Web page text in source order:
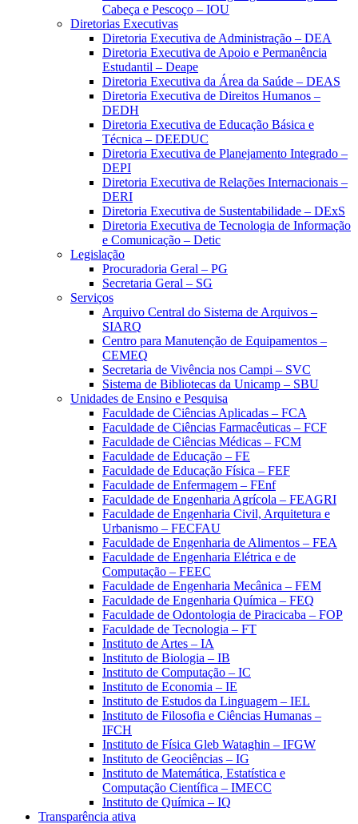
Cabeça e Pescoço – IOU
Diretorias Executivas
Diretoria Executiva de Administração – DEA
Diretoria Executiva de Apoio e Permanência
Estudantil – Deape
Diretoria Executiva da Área da Saúde – DEAS
Diretoria Executiva de Direitos Humanos –
DEDH
Diretoria Executiva de Educação Básica e
Técnica – DEEDUC
Diretoria Executiva de Planejamento Integrado –
DEPI
Diretoria Executiva de Relações Internacionais –
DERI
Diretoria Executiva de Sustentabilidade – DExS
Diretoria Executiva de Tecnologia de Informação
e Comunicação – Detic
Legislação
Procuradoria Geral – PG
Secretaria Geral – SG
Serviços
Arquivo Central do Sistema de Arquivos –
SIARQ
Centro para Manutenção de Equipamentos –
CEMEQ
Secretaria de Vivência nos Campi – SVC
Sistema de Bibliotecas da Unicamp – SBU
Unidades de Ensino e Pesquisa
Faculdade de Ciências Aplicadas – FCA
Faculdade de Ciências Farmacêuticas – FCF
Faculdade de Ciências Médicas – FCM
Faculdade de Educação – FE
Faculdade de Educação Física – FEF
Faculdade de Enfermagem – FEnf
Faculdade de Engenharia Agrícola – FEAGRI
Faculdade de Engenharia Civil, Arquitetura e
Urbanismo – FECFAU
Faculdade de Engenharia de Alimentos – FEA
Faculdade de Engenharia Elétrica e de
Computação – FEEC
Faculdade de Engenharia Mecânica – FEM
Faculdade de Engenharia Química – FEQ
Faculdade de Odontologia de Piracicaba – FOP
Faculdade de Tecnologia – FT
Instituto de Artes – IA
Instituto de Biologia – IB
Instituto de Computação – IC
Instituto de Economia – IE
Instituto de Estudos da Linguagem – IEL
Instituto de Filosofia e Ciências Humanas –
IFCH
Instituto de Física Gleb Wataghin – IFGW
Instituto de Geociências – IG
Instituto de Matemática, Estatística e
Computação Científica – IMECC
Instituto de Química – IQ
Transparência ativa